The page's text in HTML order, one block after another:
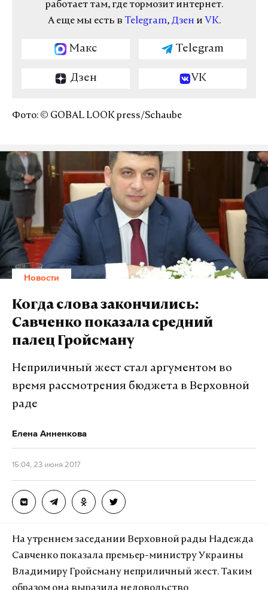
работает там, где тормозит интернет.
А еще мы есть в Telegram, Дзен и VK.
Макс Telegram
Дзен VK
Фото: © GOBAL LOOK press/Schaube
Новости
Когда слова закончились:
Савченко показала средний
палец Гройсману
Неприличный жест стал аргументом во
время рассмотрения бюджета в Верховной
раде
Елена Анненкова
15:04, 23 июня 2017
На утреннем заседании Верховной рады Надежда
Савченко показала премьер-министру Украины
Владимиру Гройсману неприличный жест. Таким